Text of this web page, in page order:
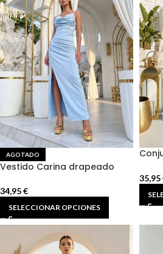
AGOTADO
Vestido Carina drapeado
34,95€
SELECCIONAR OPCIONES
35,95